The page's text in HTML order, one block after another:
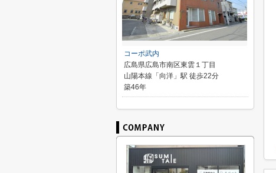
コーポ武内
広島県広島市南区東雲１丁目
山陽本線「向洋」駅 徒歩22分
築46年